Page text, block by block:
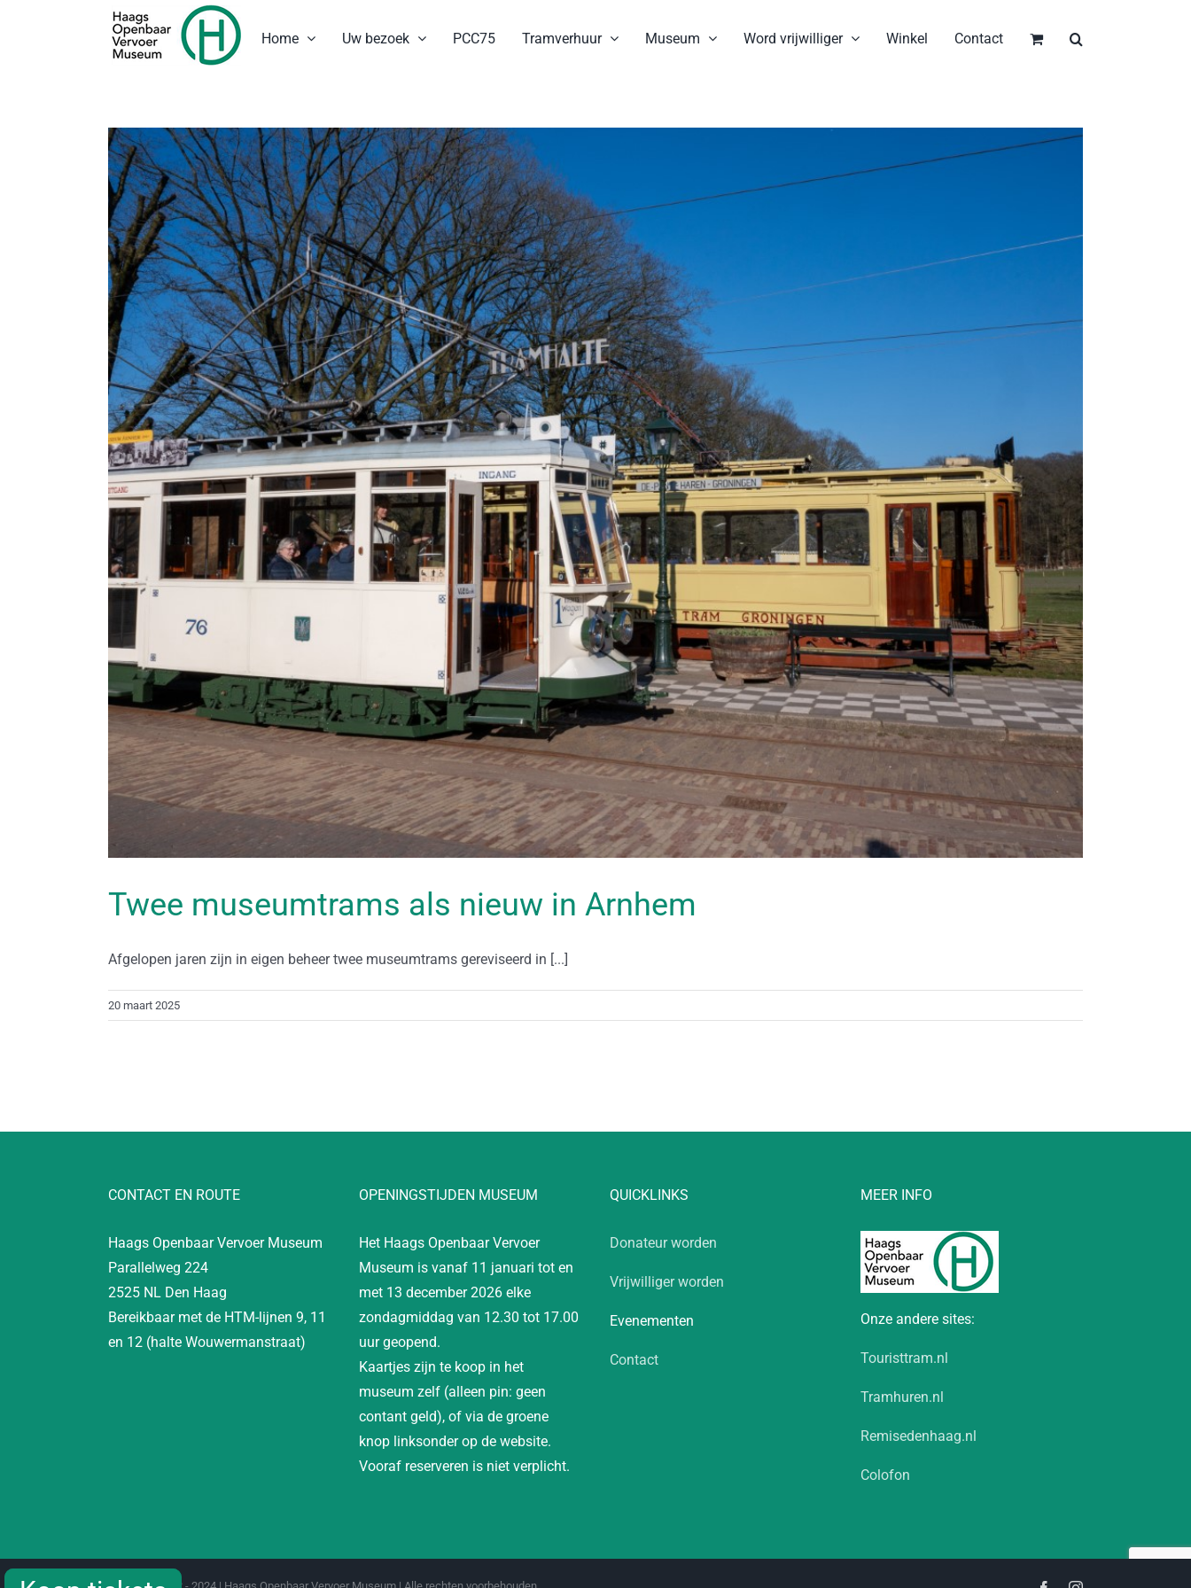
Home Uw bezoek PCC75 Tramverhuur Museum Word vrijwilliger Winkel Contact
Twee museumtrams als nieuw in Arnhem
Afgelopen jaren zijn in eigen beheer twee museumtrams gereviseerd in [...]
20 maart 2025
CONTACT EN ROUTE
Haags Openbaar Vervoer Museum
Parallelweg 224
2525 NL Den Haag
Bereikbaar met de HTM-lijnen 9, 11
en 12 (halte Wouwermanstraat)
OPENINGSTIJDEN MUSEUM
Het Haags Openbaar Vervoer
Museum is vanaf 11 januari tot en
met 13 december 2026 elke
zondagmiddag van 12.30 tot 17.00
uur geopend.
Kaartjes zijn te koop in het
museum zelf (alleen pin: geen
contant geld), of via de groene
knop linksonder op de website.
Vooraf reserveren is niet verplicht.
QUICKLINKS
Donateur worden
Vrijwilliger worden
Evenementen
Contact
MEER INFO
Onze andere sites:
Touristtram.nl
Tramhuren.nl
Remisedenhaag.nl
Colofon